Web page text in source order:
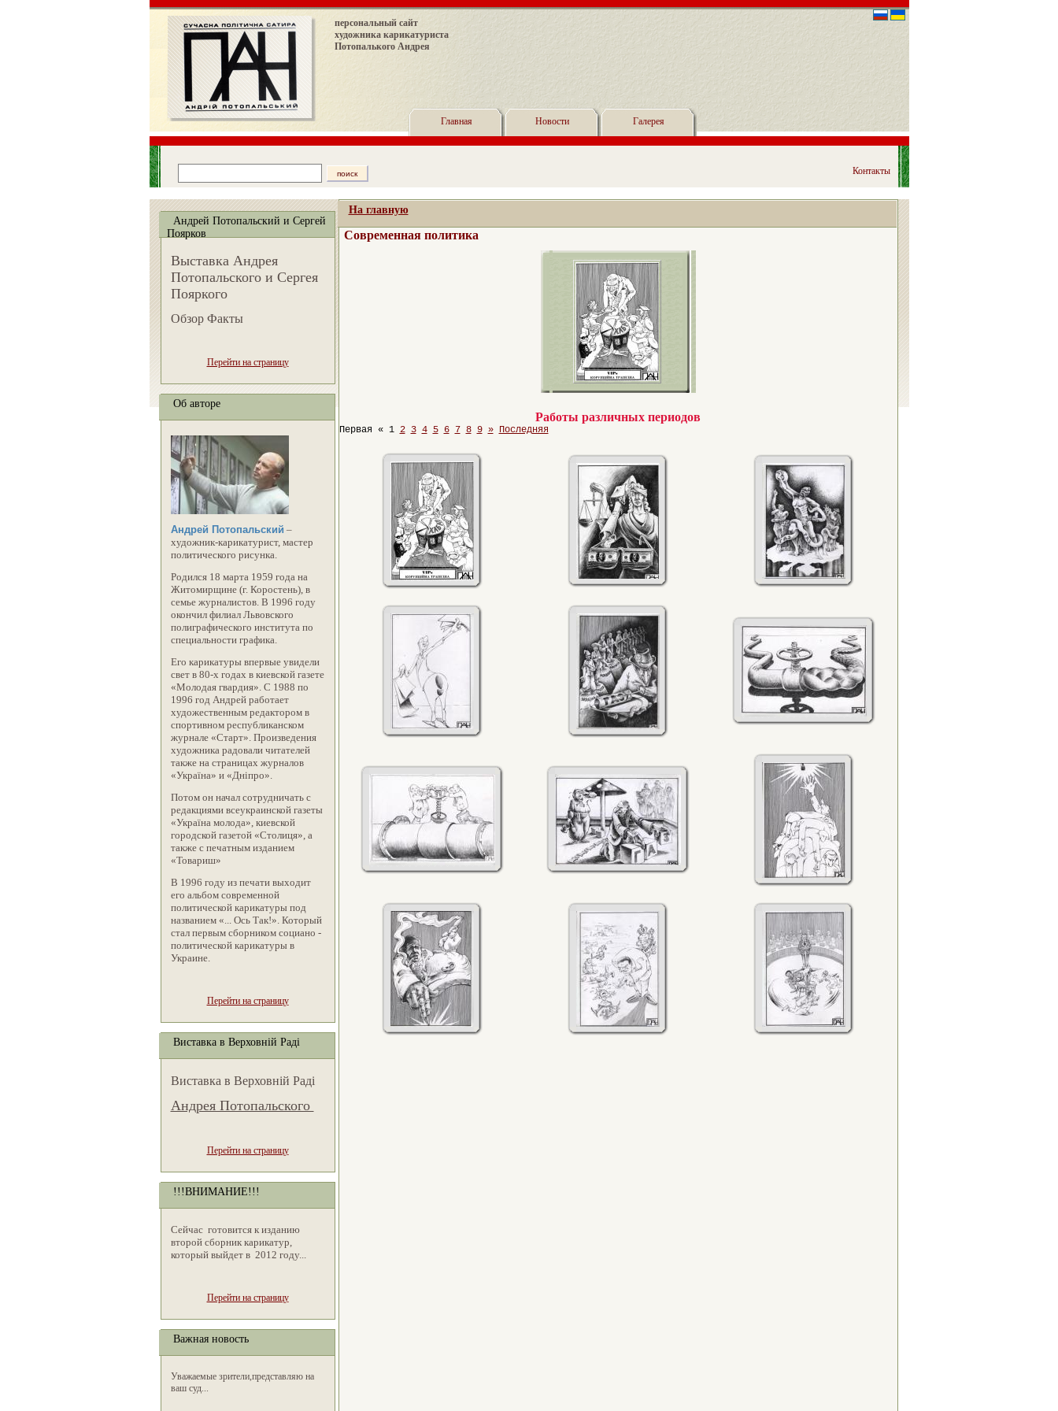
персональный сайт
художника карикатуриста
Потопалького Андрея
Главная Новости Галерея
Контакты
Андрей Потопальский и Сергей
Поярков
Выставка Андрея
Потопальского и Сергея
Пояркого
Обзор Факты
Перейти на страницу
Об авторе
Андрей Потопальский –
художник-карикатурист, мастер
политического рисунка.
Родился 18 марта 1959 года на
Житомирщине (г. Коростень), в
семье журналистов. В 1996 году
окончил филиал Львовского
полиграфического института по
специальности графика.
Его карикатуры впервые увидели
свет в 80-х годах в киевской газете
«Молодая гвардия». С 1988 по
1996 год Андрей работает
художественным редактором в
спортивном республиканском
журнале «Старт». Произведения
художника радовали читателей
также на страницах журналов
«Україна» и «Дніпро».
Потом он начал сотрудничать с
редакциями всеукраинской газеты
«Україна молода», киевской
городской газетой «Столиця», а
также с печатным изданием
«Товариш»
В 1996 году из печати выходит
его альбом современной
политической карикатуры под
названием «... Ось Так!». Который
стал первым сборником социано -
политической карикатуры в
Украине.
Перейти на страницу
Виставка в Верховній Раді
Виставка в Верховній Раді
Андрея Потопальского
Перейти на страницу
!!!ВНИМАНИЕ!!!
Сейчас готовится к изданию
второй сборник карикатур,
который выйдет в 2012 году...
Перейти на страницу
Важная новость
Уважаемые зрители,представляю на
ваш суд...
На главную
Современная политика
Работы различных периодов
Первая « 1 2 3 4 5 6 7 8 9 » Последняя